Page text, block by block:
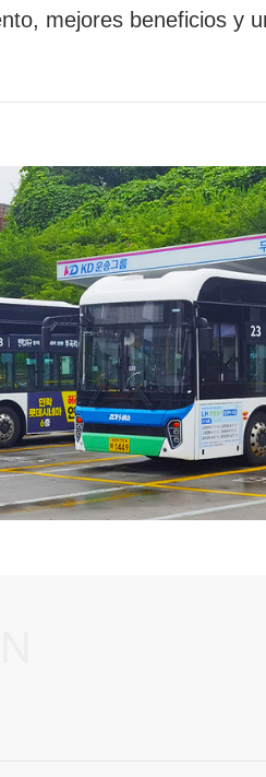
mejores beneficios y